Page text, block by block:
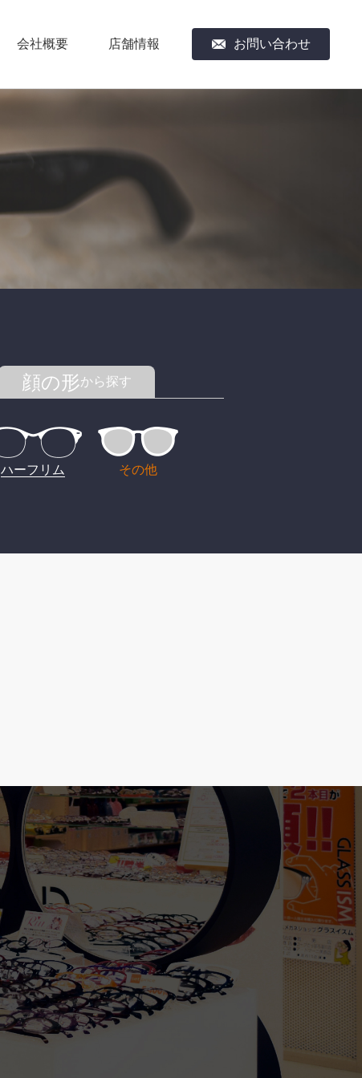
会社概要 店舗情報 お問い合わせ
顔の形から探す
ハーフリム その他